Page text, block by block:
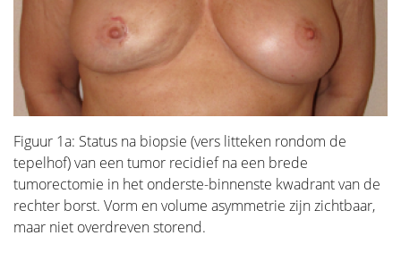
Figuur 1a: Status na biopsie (vers litteken rondom de
tepelhof) van een tumor recidief na een brede
tumorectomie in het onderste-binnenste kwadrant van de
rechter borst. Vorm en volume asymmetrie zijn zichtbaar,
maar niet overdreven storend.